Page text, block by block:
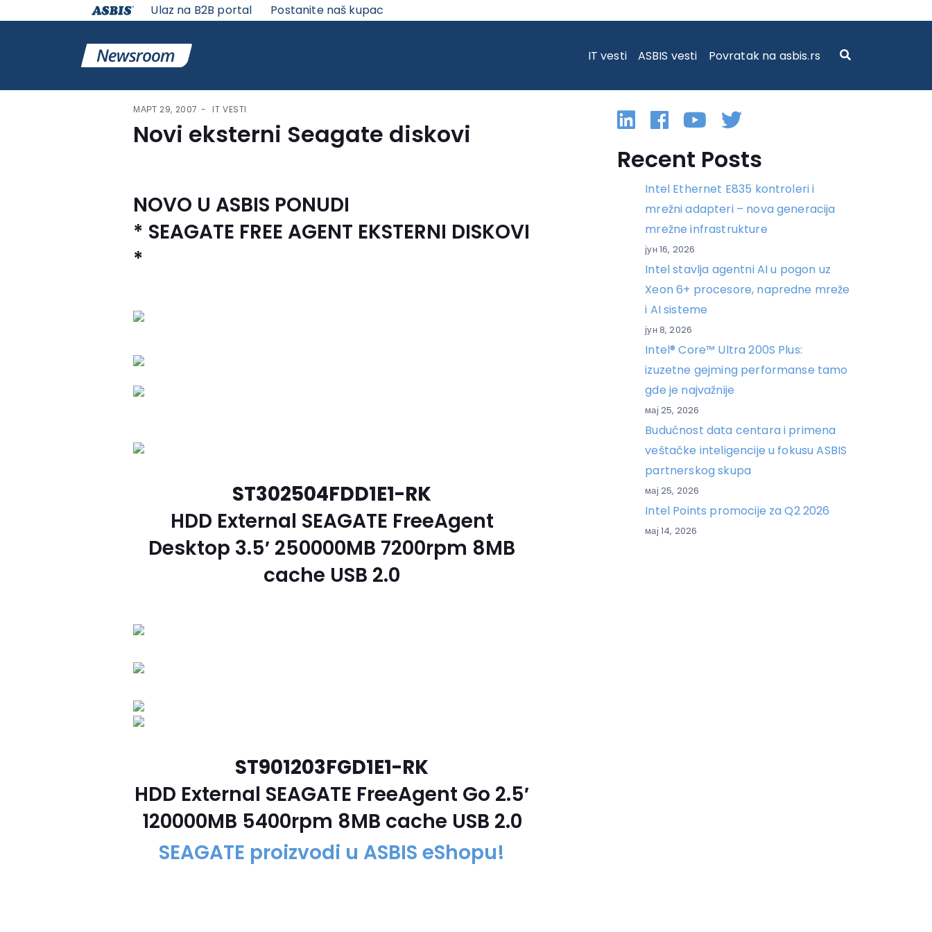
Ulaz na B2B portal Postanite naš kupac
IT vesti ASBIS vesti Povratak na asbis.rs
МАРТ 29, 2007 IT VESTI
Novi eksterni Seagate diskovi
NOVO U ASBIS PONUDI
* SEAGATE FREE AGENT EKSTERNI DISKOVI
*
ST302504FDD1E1-RK
HDD External SEAGATE FreeAgent
Desktop 3.5′ 250000MB 7200rpm 8MB
cache USB 2.0
ST901203FGD1E1-RK
HDD External SEAGATE FreeAgent Go 2.5′
120000MB 5400rpm 8MB cache USB 2.0
SEAGATE proizvodi u ASBIS eShopu!
Linkedin
Facebook
YouTube
Twitter
Recent Posts
Intel Ethernet E835 kontroleri i
mrežni adapteri – nova generacija
mrežne infrastrukture
јун 16, 2026
Intel stavlja agentni AI u pogon uz
Xeon 6+ procesore, napredne mreže
i AI sisteme
јун 8, 2026
Intel® Core™ Ultra 200S Plus:
izuzetne gejming performanse tamo
gde je najvažnije
мај 25, 2026
Budućnost data centara i primena
veštačke inteligencije u fokusu ASBIS
partnerskog skupa
мај 25, 2026
Intel Points promocije za Q2 2026
мај 14, 2026